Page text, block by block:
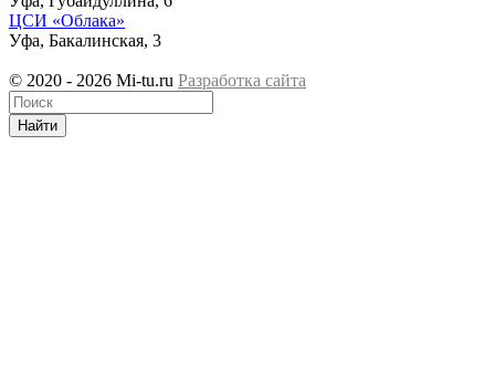
ЦСИ «Облака»
Уфа, Бакалинская, 3
© 2020 - 2026 Mi-tu.ru Разработка сайта
Найти